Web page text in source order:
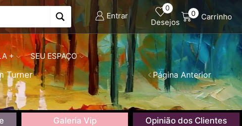
Entrar
0
Desejos
0 Carrinho
+ SEU ESPAÇO
Turner Página Anterior
Galeria Vip Opinião dos Clientes